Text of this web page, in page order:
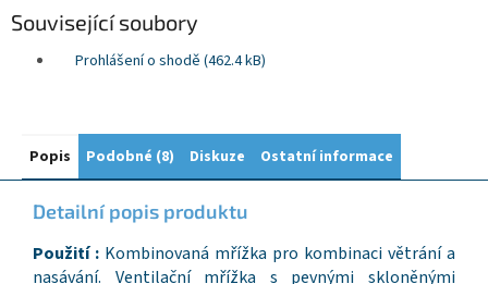
Související soubory
Prohlášení o shodě (462.4 kB)
Popis Podobné (8) Diskuze Ostatní informace
Detailní popis produktu
Použití : Kombinovaná mřížka pro kombinaci větrání a
nasávání. Ventilační mřížka s pevnými skloněnými